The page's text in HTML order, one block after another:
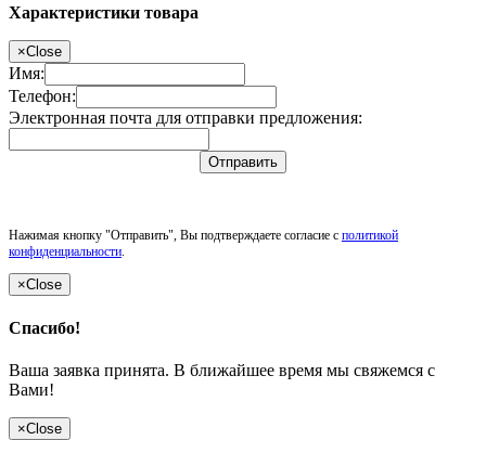
Характеристики товара
×Close
Имя:
Телефон:
Электронная почта для отправки предложения:
Отправить
Нажимая кнопку "Отправить", Вы подтверждаете согласие с политикой
конфиденциальности.
×Close
Спасибо!
Ваша заявка принята. В ближайшее время мы свяжемся с
Вами!
×Close